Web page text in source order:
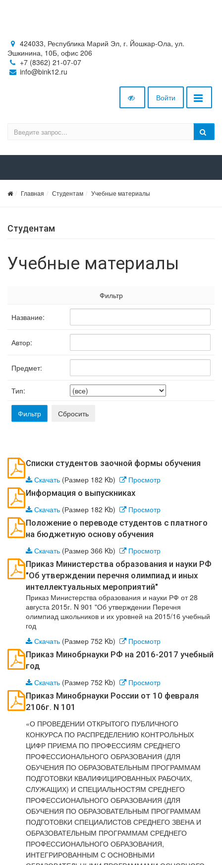
424033, Республика Марий Эл, г. Йошкар-Ола, ул.
Эшкинина, 10Б, офис 206
+7 (8362) 21-07-07
info@bink12.ru
Войти
Главная Студентам Учебные материалы
Студентам
Учебные материалы
Фильтр
Название:
Автор:
Предмет:
Тип:
Списки студентов заочной формы обучения
Скачать (Размер 182 Kb)
Просмотр
Информация о выпускниках
Скачать (Размер 182 Kb)
Просмотр
Положение о переводе студентов с платного
на бюджетную основу обучения
Скачать (Размер 366 Kb)
Просмотр
Приказ Министерства образования и науки РФ
"Об утверждении перечня олимпиад и иных
интеллектуальных мероприятий"
Приказ Министерства образования и науки РФ от 28
августа 2015г. N 901 "Об утверждении Перечня
олимпиад школьников и их уровней на 2015/16 учебный
год
Скачать (Размер 752 Kb)
Просмотр
Приказ Минобрнауки РФ на 2016-2017 учебный
год
Скачать (Размер 752 Kb)
Просмотр
Приказ Минобрнауки России от 10 февраля
2106г. N 101
«О ПРОВЕДЕНИИ ОТКРЫТОГО ПУБЛИЧНОГО
КОНКУРСА ПО РАСПРЕДЕЛЕНИЮ КОНТРОЛЬНЫХ
ЦИФР ПРИЕМА ПО ПРОФЕССИЯМ СРЕДНЕГО
ПРОФЕССИОНАЛЬНОГО ОБРАЗОВАНИЯ (ДЛЯ
ОБУЧЕНИЯ ПО ОБРАЗОВАТЕЛЬНЫМ ПРОГРАММАМ
ПОДГОТОВКИ КВАЛИФИЦИРОВАННЫХ РАБОЧИХ,
СЛУЖАЩИХ) И СПЕЦИАЛЬНОСТЯМ СРЕДНЕГО
ПРОФЕССИОНАЛЬНОГО ОБРАЗОВАНИЯ (ДЛЯ
ОБУЧЕНИЯ ПО ОБРАЗОВАТЕЛЬНЫМ ПРОГРАММАМ
ПОДГОТОВКИ СПЕЦИАЛИСТОВ СРЕДНЕГО ЗВЕНА И
ОБРАЗОВАТЕЛЬНЫМ ПРОГРАММАМ СРЕДНЕГО
ПРОФЕССИОНАЛЬНОГО ОБРАЗОВАНИЯ,
ИНТЕГРИРОВАННЫМ С ОСНОВНЫМИ